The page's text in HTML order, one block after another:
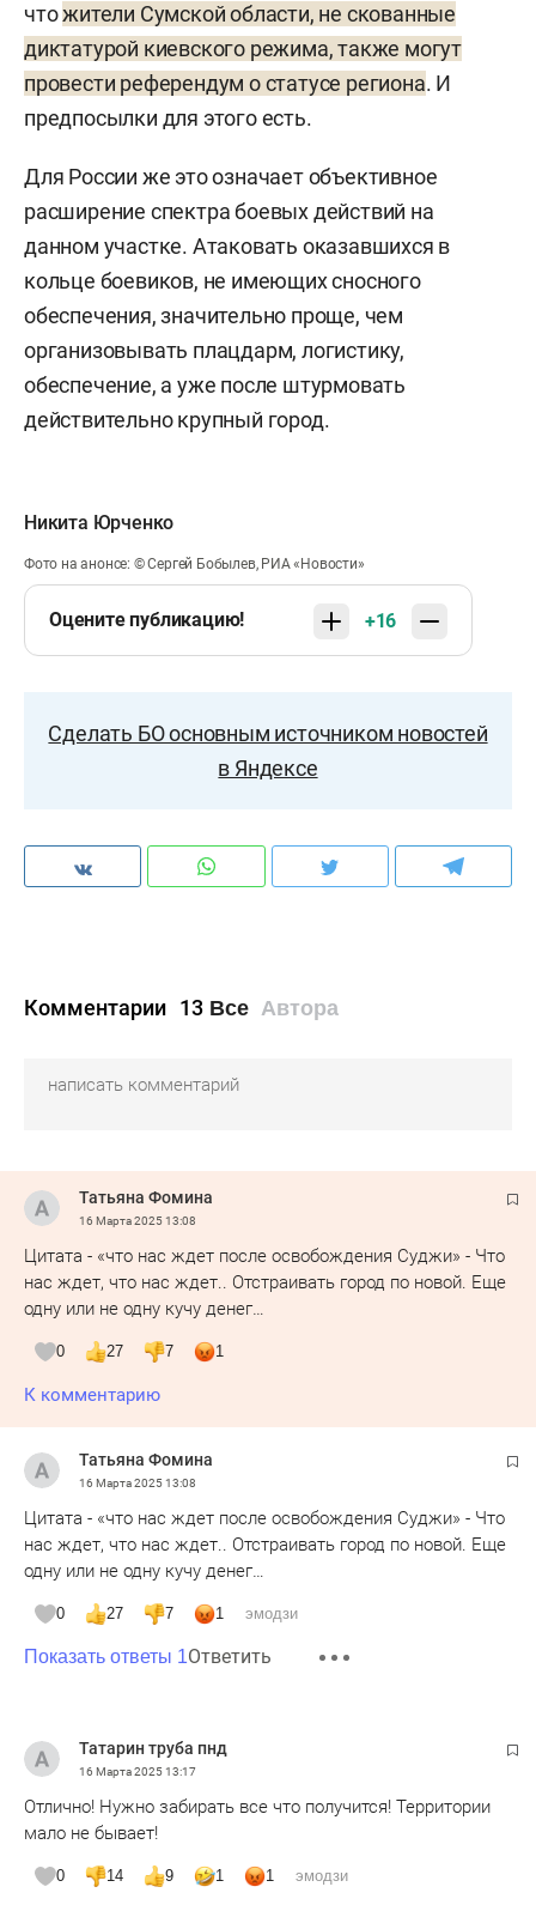
чтожители Сумской области, не скованные
диктатурой киевского режима, также могут
провести референдум о статусе региона. И
предпосылки для этого есть.
Для России же это означает объективное
расширение спектра боевых действий на
данном участке. Атаковать оказавшихся в
кольце боевиков, не имеющих сносного
обеспечения, значительно проще, чем
организовывать плацдарм, логистику,
обеспечение, а уже после штурмовать
действительно крупный город.
Никита Юрченко
Фото на анонсе: © Сергей Бобылев, РИА «Новости»
Оцените публикацию! +16
Сделать БО основным источником новостей
в Яндексе
Комментарии 13 Все Автора
Татьяна Фомина
16 Марта 202513:08
Цитата - «что нас ждет после освобождения Суджи» - Что
нас ждет, что нас ждет.. Отстраивать город по новой. Еще
одну или не одну кучу денег…
0 27 7 1
К комментарию
Татьяна Фомина
16 Марта 202513:08
Цитата - «что нас ждет после освобождения Суджи» - Что
нас ждет, что нас ждет.. Отстраивать город по новой. Еще
одну или не одну кучу денег…
0 27 7 1 эмодзи
Показать ответы 1Ответить
Татарин труба пнд
16 Марта 202513:17
Отлично! Нужно забирать все что получится! Территории
мало не бывает!
0 14 9 1 1 эмодзи